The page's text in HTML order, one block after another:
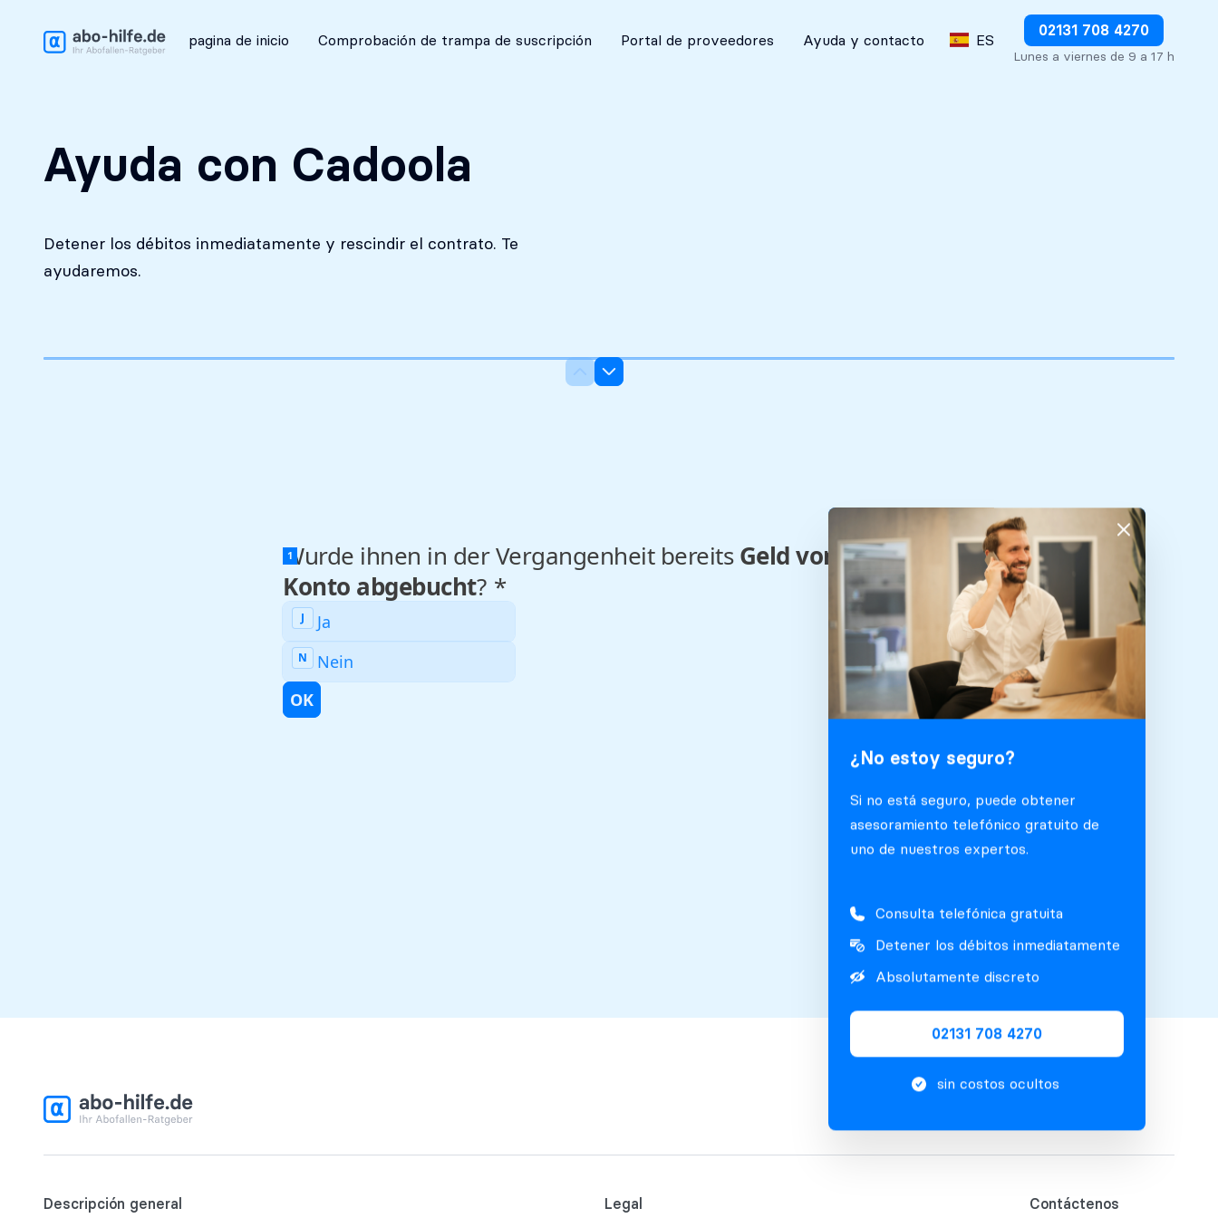
pagina de inicio Comprobación de trampa de suscripción Portal de proveedores Ayuda y contacto ES
02131 708 4270
Lunes a viernes de 9 a 17 h
Detener los débitos inmediatamente
Ayuda con Cadoola
Detener los débitos inmediatamente y rescindir el contrato. Te
ayudaremos.
¿No estoy seguro?
Si no está seguro, puede obtener
asesoramiento telefónico gratuito de
uno de nuestros expertos.
Consulta telefónica gratuita
Detener los débitos inmediatamente
Absolutamente discreto
02131 708 4270
sin costos ocultos
Descripción general Legal Contáctenos